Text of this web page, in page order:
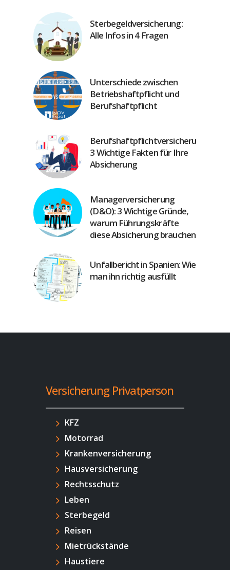
Sterbegeldversicherung:
Alle Infos in 4 Fragen
Unterschiede zwischen
Betriebshaftpflicht und
Berufshaftpflicht
Berufshaftpflichtversicherung:
3 Wichtige Fakten für Ihre
Absicherung
Managerversicherung
(D&O): 3 Wichtige Gründe,
warum Führungskräfte
diese Absicherung brauchen
Unfallbericht in Spanien: Wie
man ihn richtig ausfüllt
Versicherung Privatperson
KFZ
Motorrad
Krankenversicherung
Hausversicherung
Rechtsschutz
Leben
Sterbegeld
Reisen
Mietrückstände
Haustiere